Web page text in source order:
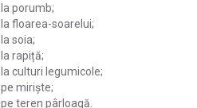
la porumb;
la floarea-soarelui;
la soia;
la rapiță;
la culturi legumicole;
pe miriște;
pe teren pârloagă.